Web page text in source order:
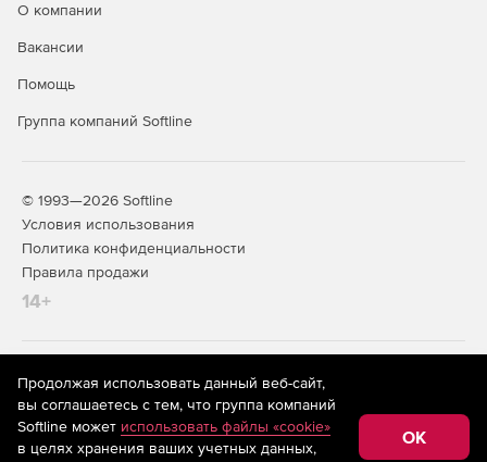
О компании
Вакансии
Помощь
Группа компаний Softline
© 1993—2026 Softline
Условия использования
Политика конфиденциальности
Правила продажи
14+
На информационном ресурсе store.softline.ru применяются
рекомендательные технологии
(информационные технологии
предоставления информации на основе сбора,
систематизации и анализа сведений, относящихся к
предпочтениям пользователей сети «Интернет»,
Продолжая использовать данный веб-сайт,
вы соглашаетесь с тем, что группа компаний
Softline может использовать файлы «cookie»
в целях хранения ваших учетных данных,
OK